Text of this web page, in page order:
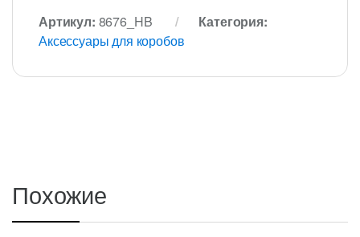
Артикул: 8676_HB
Категория:
Аксессуары для коробов
Похожие